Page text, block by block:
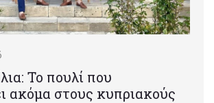
Το πουλί που
ακόμα στους κυπριακούς